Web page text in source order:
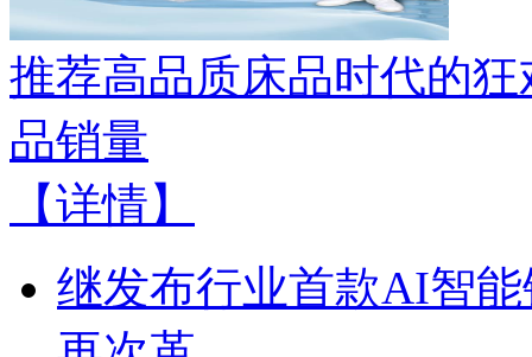
推荐高品质床品时代的
品销量
【详情】
继发布行业首款AI智